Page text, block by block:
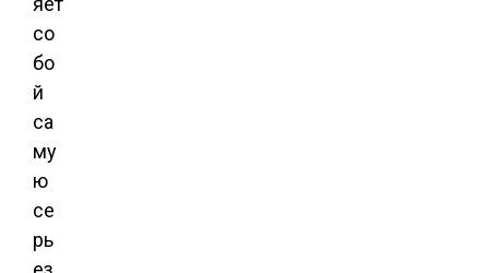
со
бо
й
са
му
ю
се
рь